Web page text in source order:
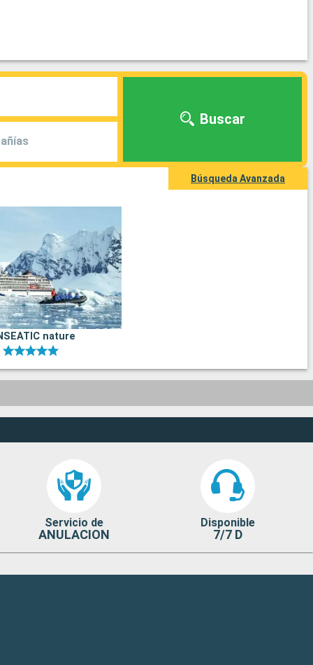
Buscar
Búsqueda Avanzada
nature
Servicio de
ANULACION
Disponible
7/7 D